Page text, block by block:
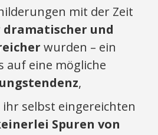
mit der Zeit
dramatischer und
wurden – ein
auf eine mögliche
,
ihr selbst eingereichten
Spuren von